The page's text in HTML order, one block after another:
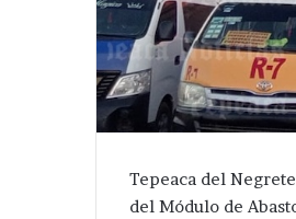
Tepeaca del
del Módulo de